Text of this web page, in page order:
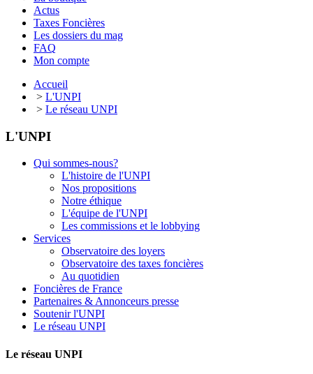
Actus
Taxes Foncières
Les dossiers du mag
FAQ
Mon compte
Accueil
> L'UNPI
> Le réseau UNPI
L'UNPI
Qui sommes-nous?
L'histoire de l'UNPI
Nos propositions
Notre éthique
L'équipe de l'UNPI
Les commissions et le lobbying
Services
Observatoire des loyers
Observatoire des taxes foncières
Au quotidien
Foncières de France
Partenaires & Annonceurs presse
Soutenir l'UNPI
Le réseau UNPI
Le réseau UNPI